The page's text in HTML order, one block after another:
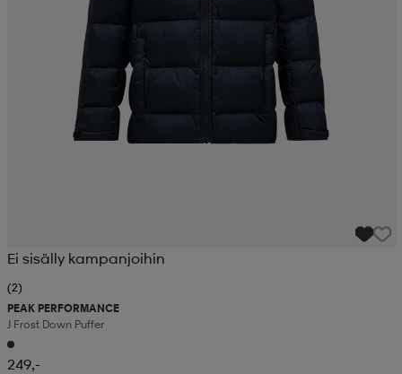
Ei sisälly kampanjoihin
(2)
PEAK PERFORMANCE
J Frost Down Puffer
249,-